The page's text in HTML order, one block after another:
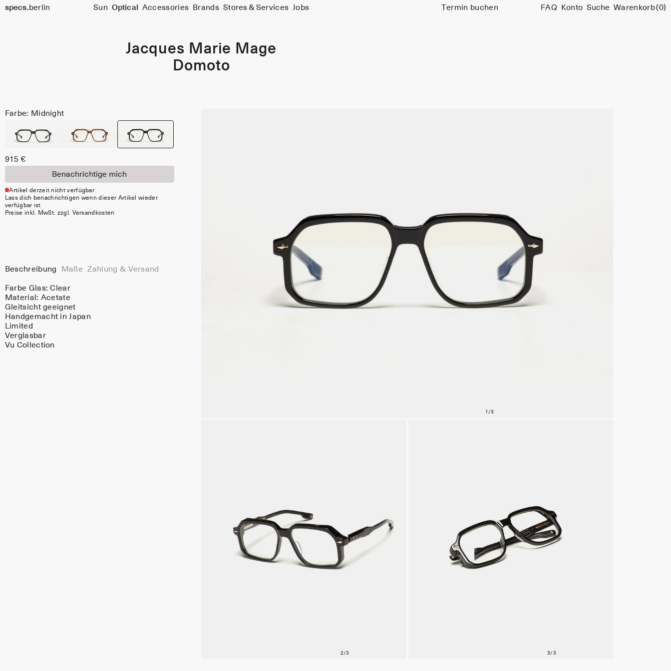
specs. berlin Sun Optical Accessories Brands Stores & Services Jobs Termin buchen FAQ Konto Suche Warenkorb(0)
Jacques Marie Mage
Domoto
Farbe: Midnight
915 €
Benachrichtige mich
Artikel derzeit nicht verfügbar
Lass dich benachrichtigen wenn dieser Artikel wieder
verfügbar ist
Preise inkl. MwSt. zzgl. Versandkosten
Beschreibung Maße Zahlung & Versand
Farbe Glas:Clear
Material: Acetate
Gleitsicht geeignet
Handgemacht in Japan
Limited
Verglasbar
Vu Collection